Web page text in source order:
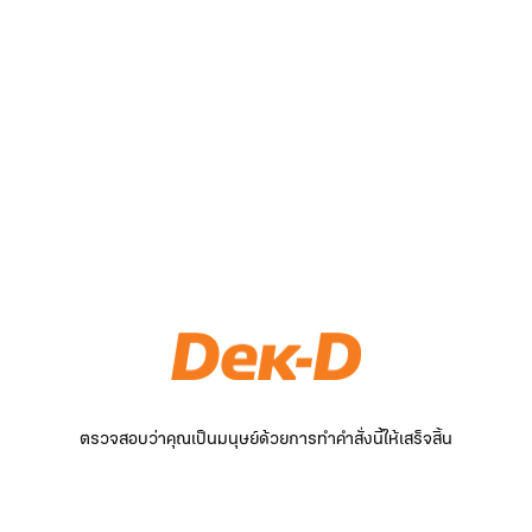
ตรวจสอบว่าคุณเป็นมนุษย์ด้วยการทำคำสั่งนี้ให้เสร็จสิ้น